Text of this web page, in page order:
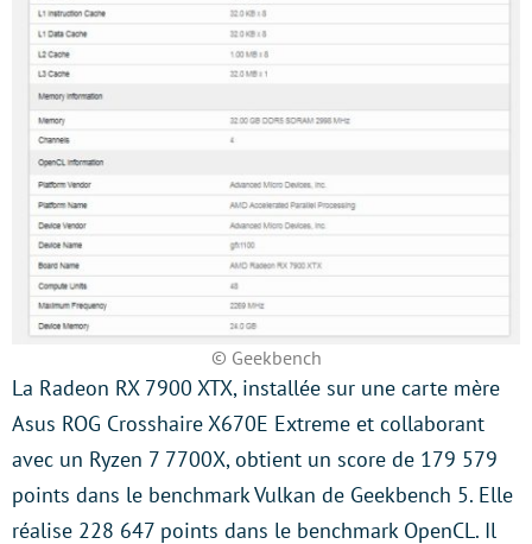
© Geekbench
La Radeon RX 7900 XTX, installée sur une carte mère
Asus ROG Crosshaire X670E Extreme et collaborant
avec un Ryzen 7 7700X, obtient un score de 179 579
points dans le benchmark Vulkan de Geekbench 5. Elle
réalise 228 647 points dans le benchmark OpenCL. Il